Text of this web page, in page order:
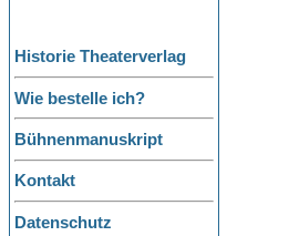
Historie Theaterverlag
Wie bestelle ich?
Bühnenmanuskript
Kontakt
Datenschutz